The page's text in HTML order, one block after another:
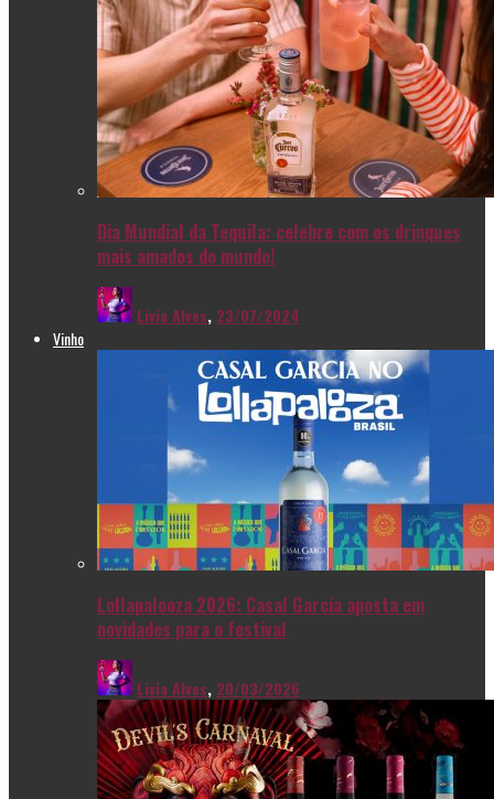
Dia Mundial da Tequila: celebre com os drinques
mais amados do mundo!
Livia Alves, 23/07/2024
Vinho
Lollapalooza 2026: Casal Garcia aposta em
novidades para o festival
Livia Alves, 20/03/2026